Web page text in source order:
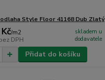
Style Floor 41168 Dub Zlatý
/m2
DPH
skladem u
dodavatele
Přidat do košíku